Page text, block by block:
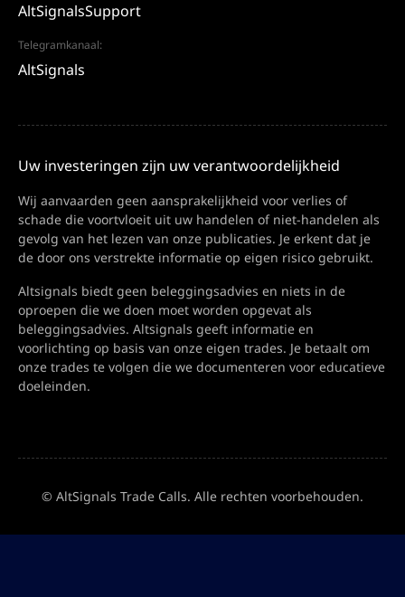
AltSignalsSupport
Telegramkanaal:
AltSignals
Uw investeringen zijn uw verantwoordelijkheid
Wij aanvaarden geen aansprakelijkheid voor verlies of
schade die voortvloeit uit uw handelen of niet-handelen als
gevolg van het lezen van onze publicaties. Je erkent dat je
de door ons verstrekte informatie op eigen risico gebruikt.
Altsignals biedt geen beleggingsadvies en niets in de
oproepen die we doen moet worden opgevat als
beleggingsadvies. Altsignals geeft informatie en
voorlichting op basis van onze eigen trades. Je betaalt om
onze trades te volgen die we documenteren voor educatieve
doeleinden.
© AltSignals Trade Calls. Alle rechten voorbehouden.